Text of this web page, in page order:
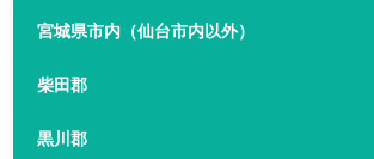
宮城県市内（仙台市内以外）
柴田郡
黒川郡